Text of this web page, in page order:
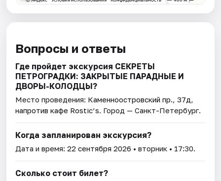
Вопросы и ответы
Где пройдет экскурсия СЕКРЕТЫ
ПЕТРОГРАДКИ: ЗАКРЫТЫЕ ПАРАДНЫЕ И
ДВОРЫ-КОЛОДЦЫ?
Место проведения: Каменноостровский пр., 37д,
напротив кафе Rostic’s. Город — Санкт-Петербург.
Когда запланирован экскурсия?
Дата и время:22 сентября 2026 • вторник • 17:30.
Сколько стоит билет?